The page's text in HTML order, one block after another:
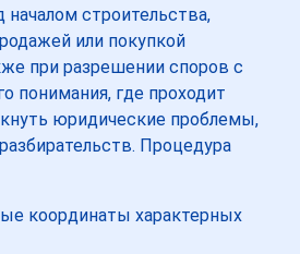
началом строительства,
или покупкой
при разрешении споров с
понимания, где проходит
юридические проблемы,
Процедура
координаты характерных